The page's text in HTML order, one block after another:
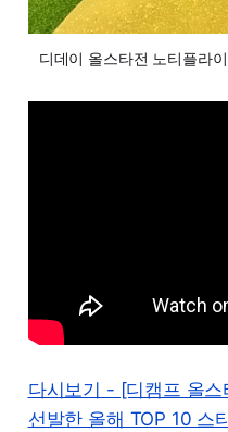
디데이 올스타전 노티플라
다시보기 - [디캠프 올
선발한 올해 TOP 10 스